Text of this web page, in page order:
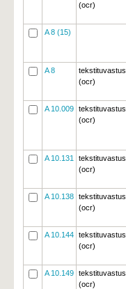
(ocr)
A 8 (15)
A 8
tekstituvastus
(ocr)
A 10.009 tekstituvastus
(ocr)
A 10.131
tekstituvastus
(ocr)
A 10.138 tekstituvastus
(ocr)
A 10.144 tekstituvastus
(ocr)
A 10.149 tekstituvastus
(ocr)